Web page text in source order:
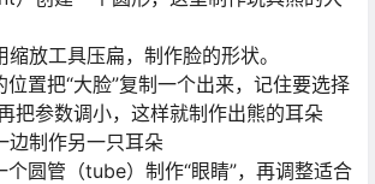
放工具压扁，制作脸的形状。
位置把“大脸”复制一个出来，记住要选择
把参数调小，这样就制作出熊的耳朵
边制作另一只耳朵
个圆管（tube）制作“眼睛”，再调整适合